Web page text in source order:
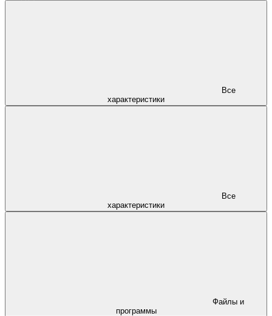
характеристики
характеристики
программы